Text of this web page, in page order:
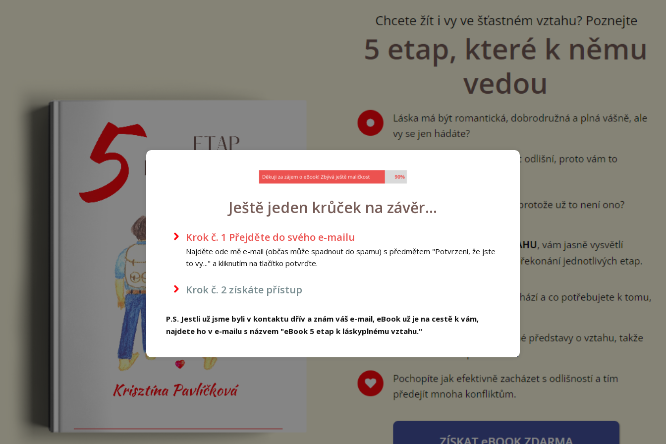
Ještě jeden krůček na závěr...
Krok č. 1 Přejděte do svého e-mailu
Najděte ode mě e-mail (občas může spadnout do spamu) s předmětem "Potvrzení, že jste
to vy..." a kliknutím na tlačítko potvrďte.
Krok č. 2 získáte přístup
P.S. Jestli už jsme byli v kontaktu dřív a znám váš e-mail, eBook už je na cestě k vám,
najdete ho v e-mailu s názvem "eBook 5 etap k láskyplnému vztahu."